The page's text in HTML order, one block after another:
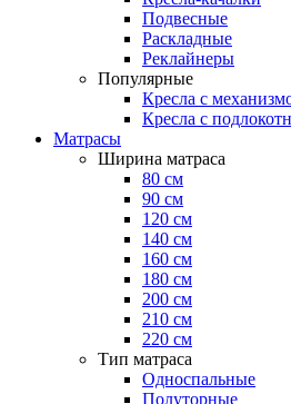
Подвесные
Раскладные
Реклайнеры
Популярные
Кресла с
Кресла с
Матрасы
Ширина матраса
80 см
90 см
120 см
140 см
160 см
180 см
200 см
210 см
220 см
Тип матраса
Односпальные
Полуторные